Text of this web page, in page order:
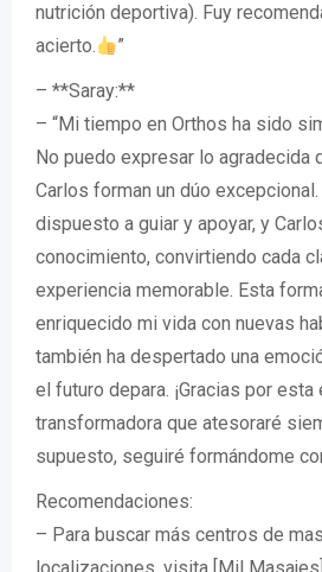
nutrición deportiva). Fuy
acierto.
”
– **Saray:**
– “Mi tiempo en Orthos ha sido
No puedo expresar lo agradecida
Carlos forman un dúo
dispuesto a guiar y apoyar, y
conocimiento, convirtiendo cada
experiencia memorable. Esta
enriquecido mi vida con nuevas
también ha despertado una
el futuro depara. ¡Gracias por
transformadora que atesoraré
supuesto, seguiré formándome
Recomendaciones:
– Para buscar más centros de